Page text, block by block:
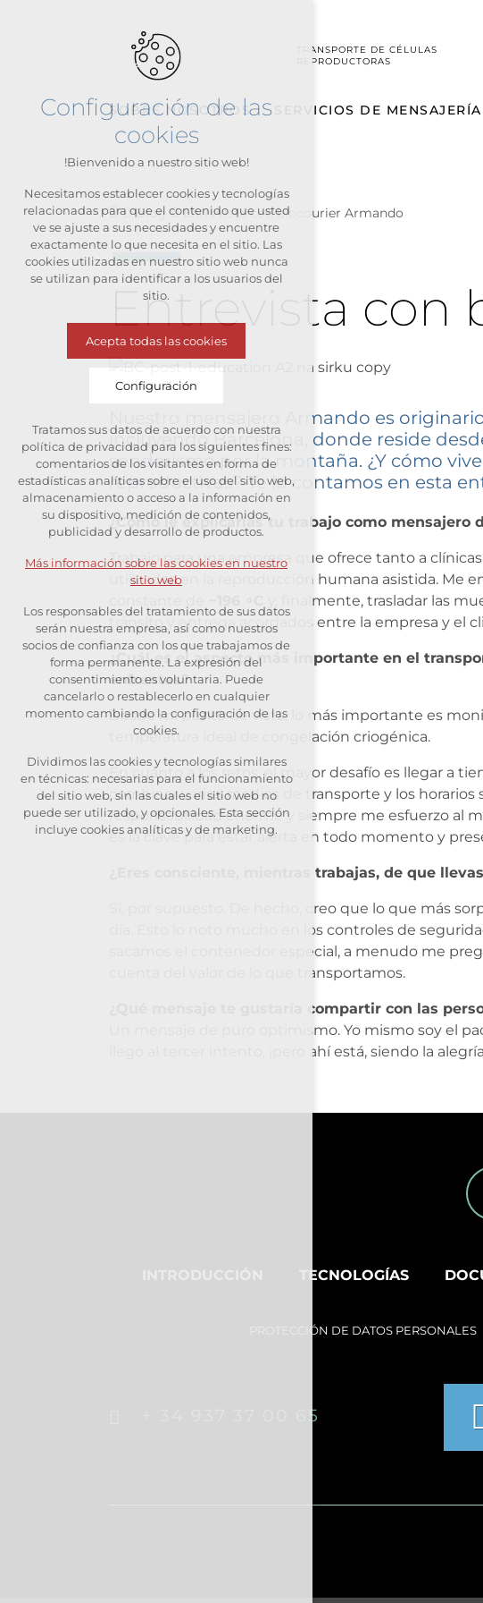
TRANSPORTE DE CÉLULAS
REPRODUCTORAS
SOBRE NOSOTROS SERVICIOS DE
Blog Entrevista con biocourier Armando
Entrevista con
Nuestro mensajero Armando es
incluyendo Barcelona, donde reside
senderismo por la montaña. ¿Y cómo
reproductivas? Te lo contamos en esta
¿Cómo le explicarías tu trabajo como mensajero
Trabajo para una empresa que ofrece tanto a
utilizados en la reproducción humana asistida. Me
y, finalmente, trasladar las
tránsito y entrega acordados entre la empresa y el
¿Cuál es el aspecto más importante en el
enfrentas?
Desde mi punto de vista, lo más importante es
temperatura ideal de congelación criogénica.
En cuanto a los retos, el mayor desafío es llegar a
combinar varios medios de transporte y los
responsabilidad enorme y siempre me esfuerzo al
es la clave para estar alerta en todo momento y
¿Eres consciente, mientras trabajas, de que
Sí, por supuesto. De hecho, creo que lo que más
día. Esto lo noto mucho en los controles de
sacamos el contenedor especial, a menudo me
cuenta del valor de lo que transportamos.
¿Qué mensaje te gustaría compartir con las
Un mensaje de puro optimismo. Yo mismo soy el
llegó al tercer intento, ¡pero ahí está, siendo la
TECNOLOGÍAS
PROTECCIÓN DE DATOS PERSONALES
+ 34 937 37 00 65
Configuración de las
cookies
!Bienvenido a nuestro sitio web!
Necesitamos establecer cookies y tecnologías
relacionadas para que el contenido que usted
ve se ajuste a sus necesidades y encuentre
exactamente lo que necesita en el sitio. Las
cookies utilizadas en nuestro sitio web nunca
se utilizan para identificar a los usuarios del
sitio.
Acepta todas las cookies
Configuración
Cookies técnicas
necesarias para el funcionamiento
del sitio web
ntenga el contexto de la página
elecciones de idioma, etc.
Cookies opcionales
analítica para la evaluación
anónima del tráfico
cookies de marketing (Google,
Seznam, Facebook)
Más información sobre las cookies en
nuestro sitio web
Acepta todas las cookies
Tratamos sus datos de acuerdo con nuestra
política de privacidad para los siguientes fines:
comentarios de los visitantes en forma de
estadísticas analíticas sobre el uso del sitio web,
almacenamiento o acceso a la información en
su dispositivo, medición de contenidos,
publicidad y desarrollo de productos.
Más información sobre las cookies en nuestro
sitio web
Los responsables del tratamiento de sus datos
serán nuestra empresa, así como nuestros
socios de confianza con los que trabajamos de
forma permanente. La expresión del
consentimiento es voluntaria. Puede
cancelarlo o restablecerlo en cualquier
momento cambiando la configuración de las
cookies.
Dividimos las cookies y tecnologías similares
en técnicas: necesarias para el funcionamiento
del sitio web, sin las cuales el sitio web no
puede ser utilizado, y opcionales. Esta sección
incluye cookies analíticas y de marketing.